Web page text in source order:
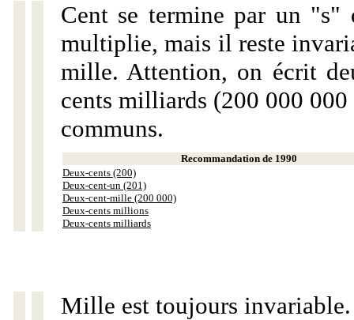
Cent se termine par un "s"
multiplie, mais il reste
mille. Attention, on écrit
cents milliards (200 000
communs.
Recommandation de 1990
Deux-cents (200)
Deux-cent-un (201)
Deux-cent-mille (200 000)
Deux-cents millions
Deux-cents milliards
Mille est toujours invariable.